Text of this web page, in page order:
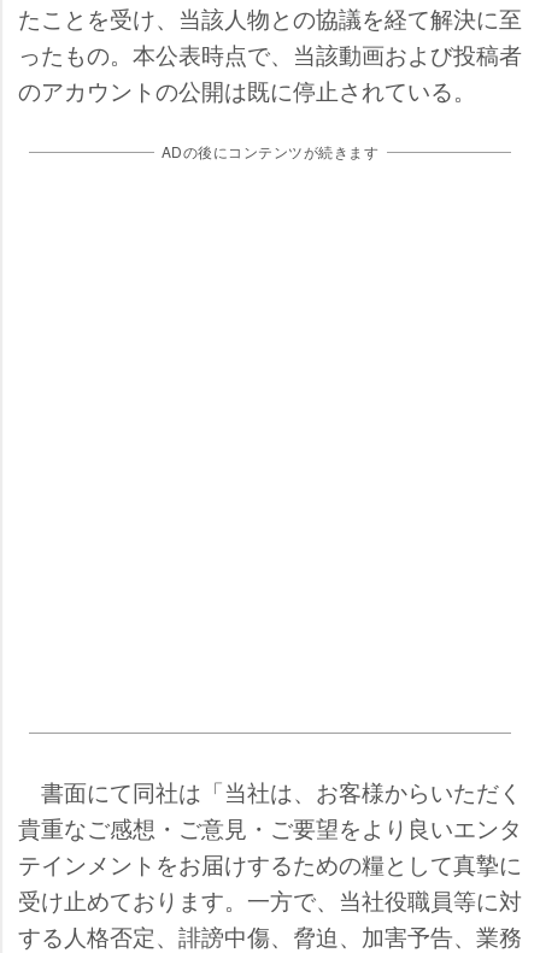
たことを受け、当該人物との協議を経て解決に至
ったもの。本公表時点で、当該動画および投稿者
のアカウントの公開は既に停止されている。
ADの後にコンテンツが続きます
書面にて同社は「当社は、お客様からいただく
貴重なご感想・ご意見・ご要望をより良いエンタ
テインメントをお届けするための糧として真摯に
受け止めております。一方で、当社役職員等に対
する人格否定、誹謗中傷、脅迫、加害予告、業務